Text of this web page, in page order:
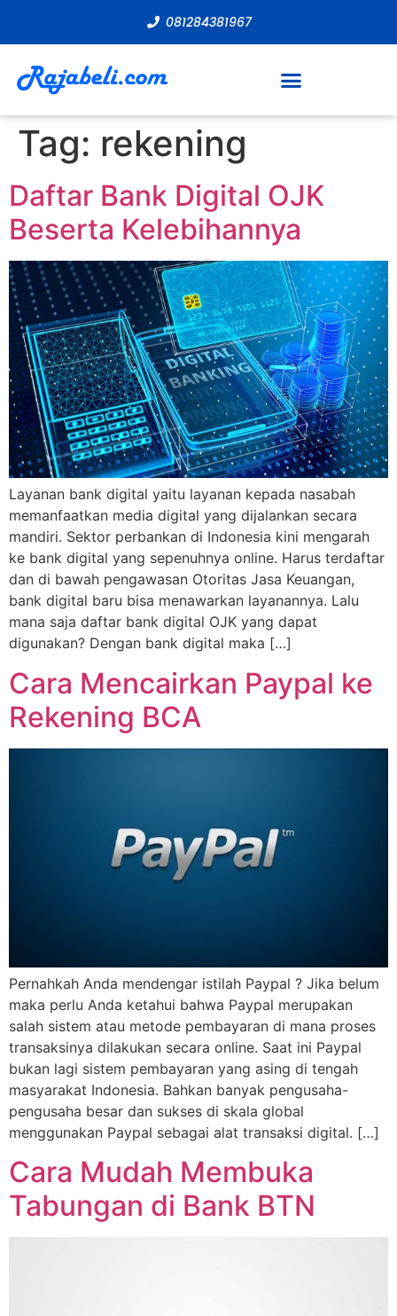
081284381967
Tag: rekening
Daftar Bank Digital OJK
Beserta Kelebihannya
Layanan bank digital yaitu layanan kepada nasabah
memanfaatkan media digital yang dijalankan secara
mandiri. Sektor perbankan di Indonesia kini mengarah
ke bank digital yang sepenuhnya online. Harus terdaftar
dan di bawah pengawasan Otoritas Jasa Keuangan,
bank digital baru bisa menawarkan layanannya. Lalu
mana saja daftar bank digital OJK yang dapat
digunakan? Dengan bank digital maka […]
Cara Mencairkan Paypal ke
Rekening BCA
Pernahkah Anda mendengar istilah Paypal ? Jika belum
maka perlu Anda ketahui bahwa Paypal merupakan
salah sistem atau metode pembayaran di mana proses
transaksinya dilakukan secara online. Saat ini Paypal
bukan lagi sistem pembayaran yang asing di tengah
masyarakat Indonesia. Bahkan banyak pengusaha-
pengusaha besar dan sukses di skala global
menggunakan Paypal sebagai alat transaksi digital. […]
Cara Mudah Membuka
Tabungan di Bank BTN